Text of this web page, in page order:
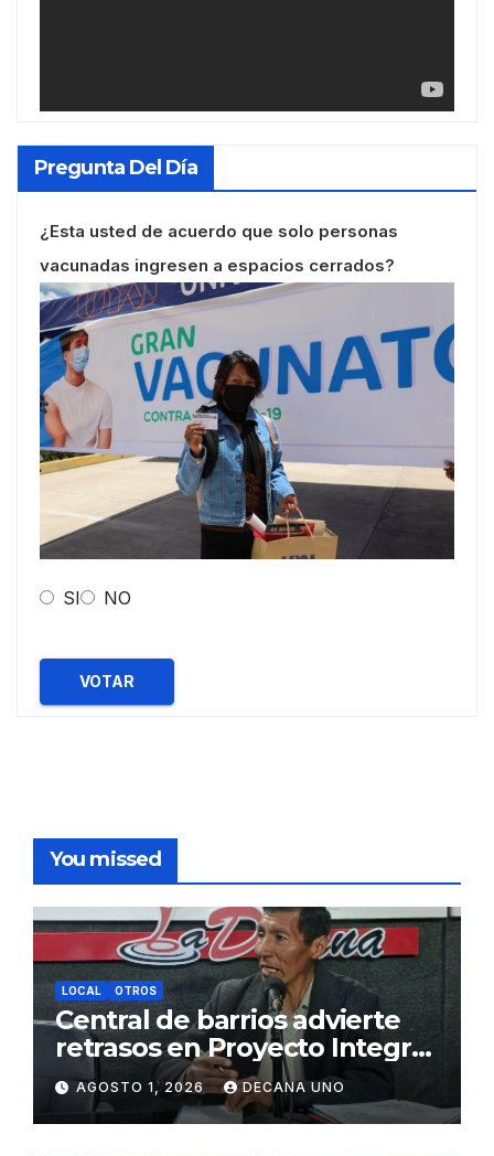
Pregunta Del Día
¿Esta usted de acuerdo que solo personas
vacunadas ingresen a espacios cerrados?
SI NO
VOTAR
You missed
LOCAL OTROS
Central de barrios advierte
retrasos en Proyecto Integral
de Agua y Alcantarillado para
Juliaca
AGOSTO 1, 2026 DECANA UNO